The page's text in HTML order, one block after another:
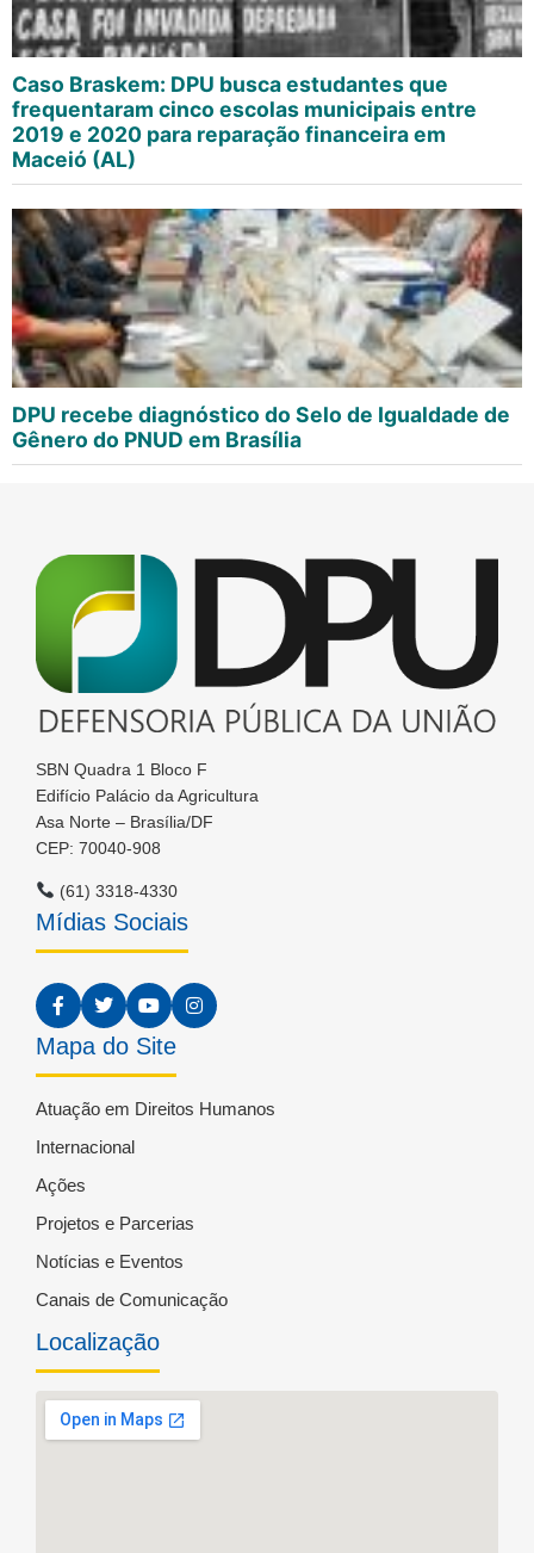
Caso Braskem: DPU busca estudantes que
frequentaram cinco escolas municipais entre
2019 e 2020 para reparação financeira em
Maceió (AL)
DPU recebe diagnóstico do Selo de Igualdade de
Gênero do PNUD em Brasília
SBN Quadra 1 Bloco F
Edifício Palácio da Agricultura
Asa Norte – Brasília/DF
CEP: 70040-908
(61) 3318-4330
Mídias Sociais
Mapa do Site
Atuação em Direitos Humanos
Internacional
Ações
Projetos e Parcerias
Notícias e Eventos
Canais de Comunicação
Localização